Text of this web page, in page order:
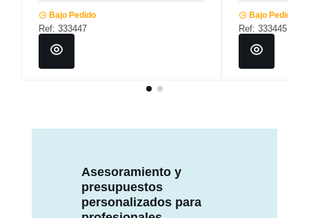
Bajo Pedido
Ref: 333447
Bajo Pedido
Ref: 333445
Asesoramiento y
presupuestos
personalizados para